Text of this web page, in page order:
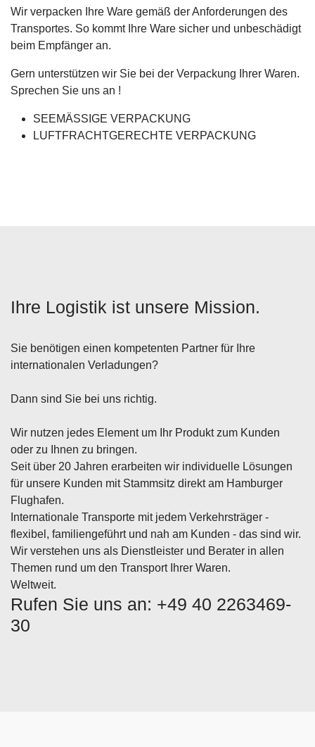
Wir verpacken Ihre Ware gemäß der Anforderungen des
Transportes. So kommt Ihre Ware sicher und unbeschädigt
beim Empfänger an.
Gern unterstützen wir Sie bei der Verpackung Ihrer Waren.
Sprechen Sie uns an !
SEEMÄSSIGE VERPACKUNG
LUFTFRACHTGERECHTE VERPACKUNG
Ihre Logistik ist unsere Mission.
Sie benötigen einen kompetenten Partner für Ihre
internationalen Verladungen?
Dann sind Sie bei uns richtig.
Wir nutzen jedes Element um Ihr Produkt zum Kunden
oder zu Ihnen zu bringen.
Seit über 20 Jahren erarbeiten wir individuelle Lösungen
für unsere Kunden mit Stammsitz direkt am Hamburger
Flughafen.
Internationale Transporte mit jedem Verkehrsträger -
flexibel, familiengeführt und nah am Kunden - das sind wir.
Wir verstehen uns als Dienstleister und Berater in allen
Themen rund um den Transport Ihrer Waren.
Weltweit.
Rufen Sie uns an: +49 40 2263469-
30